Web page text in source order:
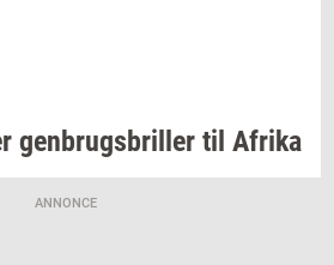
gen­brugs­bril­ler til Afri­ka
ANNONCE